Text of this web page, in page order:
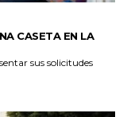
CASETA EN LA
sus solicitudes